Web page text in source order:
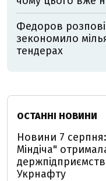
Федоров
зекономило
тендерах
ОСТАННІ НОВИНИ
Новини 7
Міндіча"
Укрнафту